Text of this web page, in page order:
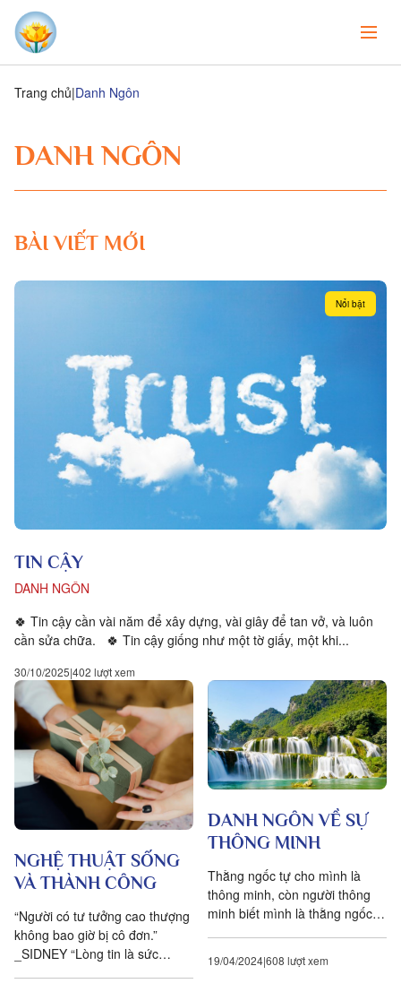
Trang chủ Danh Ngôn
DANH NGÔN
BÀI VIẾT MỚI
Nổi bật
TIN CẬY
DANH NGÔN
🍀 Tin cậy cần vài năm để xây dựng, vài giây để tan vở, và luôn
cần sửa chữa. 🍀 Tin cậy giống như một tờ giấy, một khi...
30/10/2025 402 lượt xem
NGHỆ THUẬT SỐNG
VÀ THÀNH CÔNG
“Người có tư tưởng cao thượng
không bao giờ bị cô đơn.”
_SIDNEY “Lòng tin là sức
DANH NGÔN VỀ SỰ
THÔNG MINH
Thằng ngốc tự cho mình là
thông minh, còn người thông
minh biết mình là thằng ngốc.
minh, là mục...
19/04/2024608 lượt xem